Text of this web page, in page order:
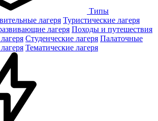
Типы
лагеря Туристические лагеря
лагеря Походы и путешествия
Студенческие лагеря Палаточные
Тематические лагеря